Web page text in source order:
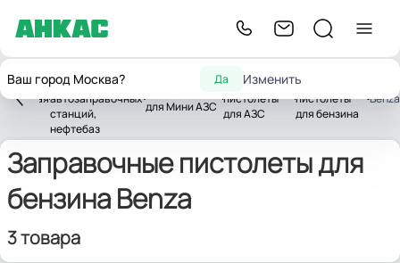
Ваш город Москва? Да Изменить
Главная
для
автозаправочных
станций,
нефтебаз
для Мини АЗС
Заправочные
пистолеты
для АЗС
Заправочные
пистолеты
для бензина
Benza
Заправочные пистолеты для
бензина Benza
3 товара